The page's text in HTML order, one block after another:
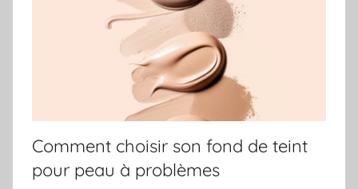
Comment choisir son fond de teint
pour peau à problèmes